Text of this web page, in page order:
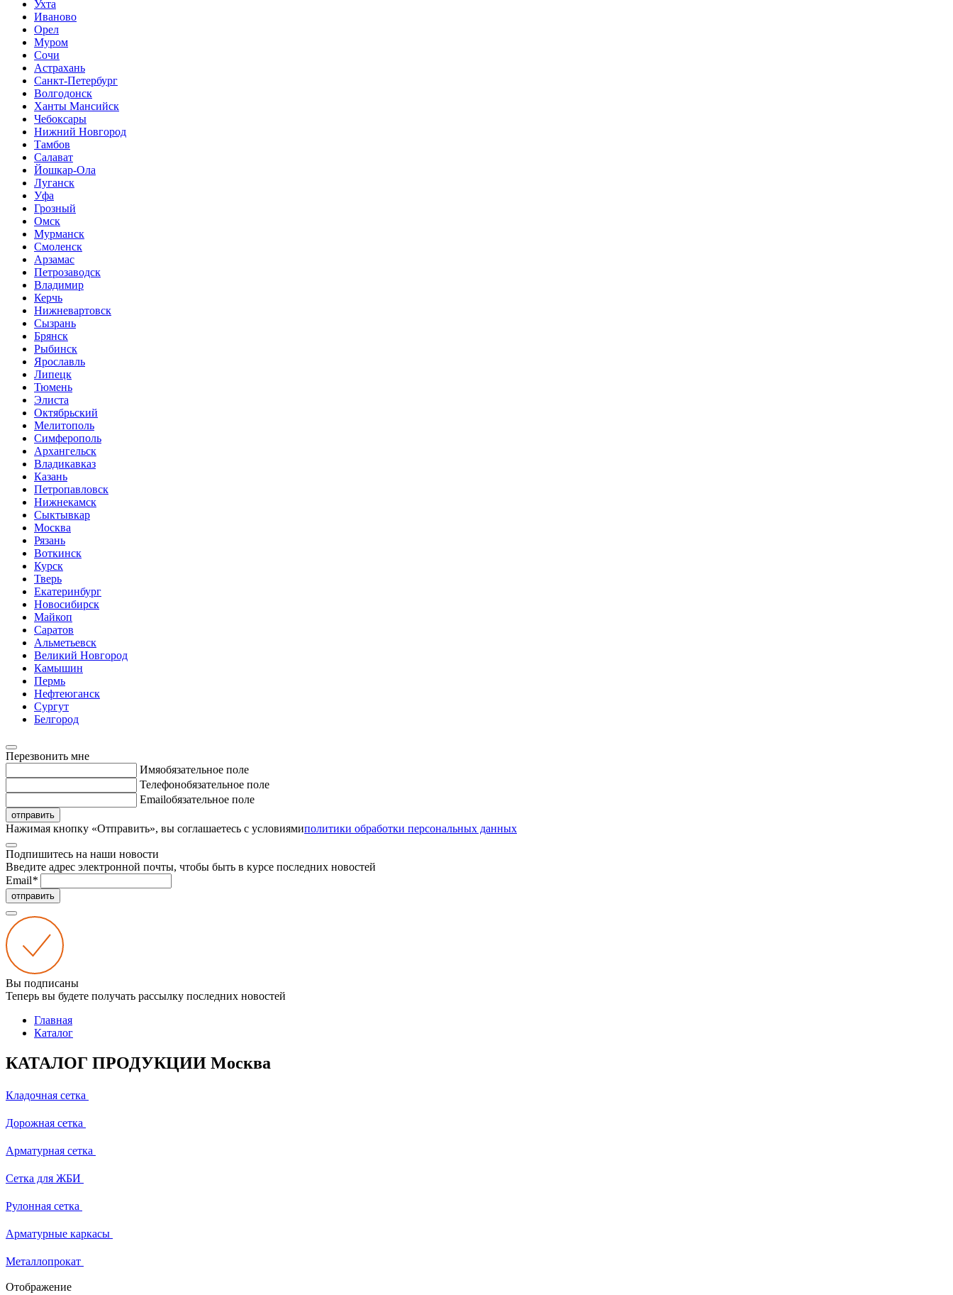
Ухта
Иваново
Орел
Муром
Сочи
Астрахань
Санкт-Петербург
Волгодонск
Ханты Мансийск
Чебоксары
Нижний Новгород
Тамбов
Салават
Йошкар-Ола
Луганск
Уфа
Грозный
Омск
Мурманск
Смоленск
Арзамас
Петрозаводск
Владимир
Керчь
Нижневартовск
Сызрань
Брянск
Рыбинск
Ярославль
Липецк
Тюмень
Элиста
Октябрьский
Мелитополь
Симферополь
Архангельск
Владикавказ
Казань
Петропавловск
Нижнекамск
Сыктывкар
Москва
Рязань
Воткинск
Курск
Тверь
Екатеринбург
Новосибирск
Майкоп
Саратов
Альметьевск
Великий Новгород
Камышин
Пермь
Нефтеюганск
Сургут
Белгород
Перезвонить мне
Имяобязательное поле
Телефонобязательное поле
Emailобязательное поле
отправить
Нажимая кнопку «Отправить», вы соглашаетесь с условиямиполитики обработки персональных данных
Подпишитесь на наши новости
Введите адрес электронной почты, чтобы быть в курсе последних новостей
Email*
отправить
Вы подписаны
Теперь вы будете получать рассылку последних новостей
Главная
Каталог
КАТАЛОГ ПРОДУКЦИИ Москва
Кладочная сетка
Дорожная сетка
Арматурная сетка
Сетка для ЖБИ
Рулонная сетка
Арматурные каркасы
Металлопрокат
Отображение